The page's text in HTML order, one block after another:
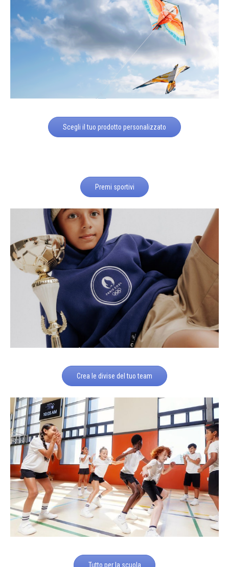
Scegli il tuo prodotto personalizzato
Premi sportivi
Crea le divise del tuo team
Tutto per la scuola